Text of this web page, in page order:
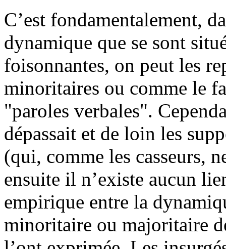
C’est fondamentalement,
dynamique que se sont
foisonnantes, on peut les
minoritaires ou comme le
"paroles verbales".
dépassait et de loin les
(qui, comme les casseurs,
ensuite il n’existe aucun
empirique entre la
minoritaire ou majoritaire